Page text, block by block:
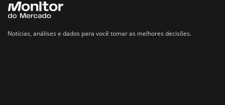
Notícias, análises e dados para você tomar as melhores decisões.